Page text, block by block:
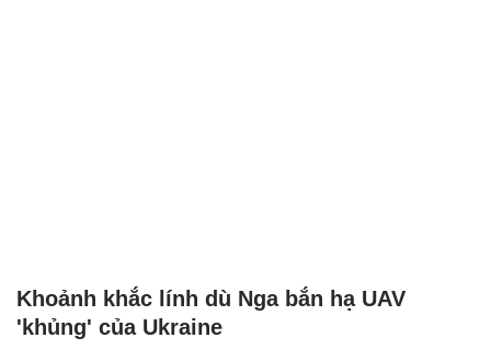
Khoảnh khắc lính dù Nga bắn hạ UAV
'khủng' của Ukraine